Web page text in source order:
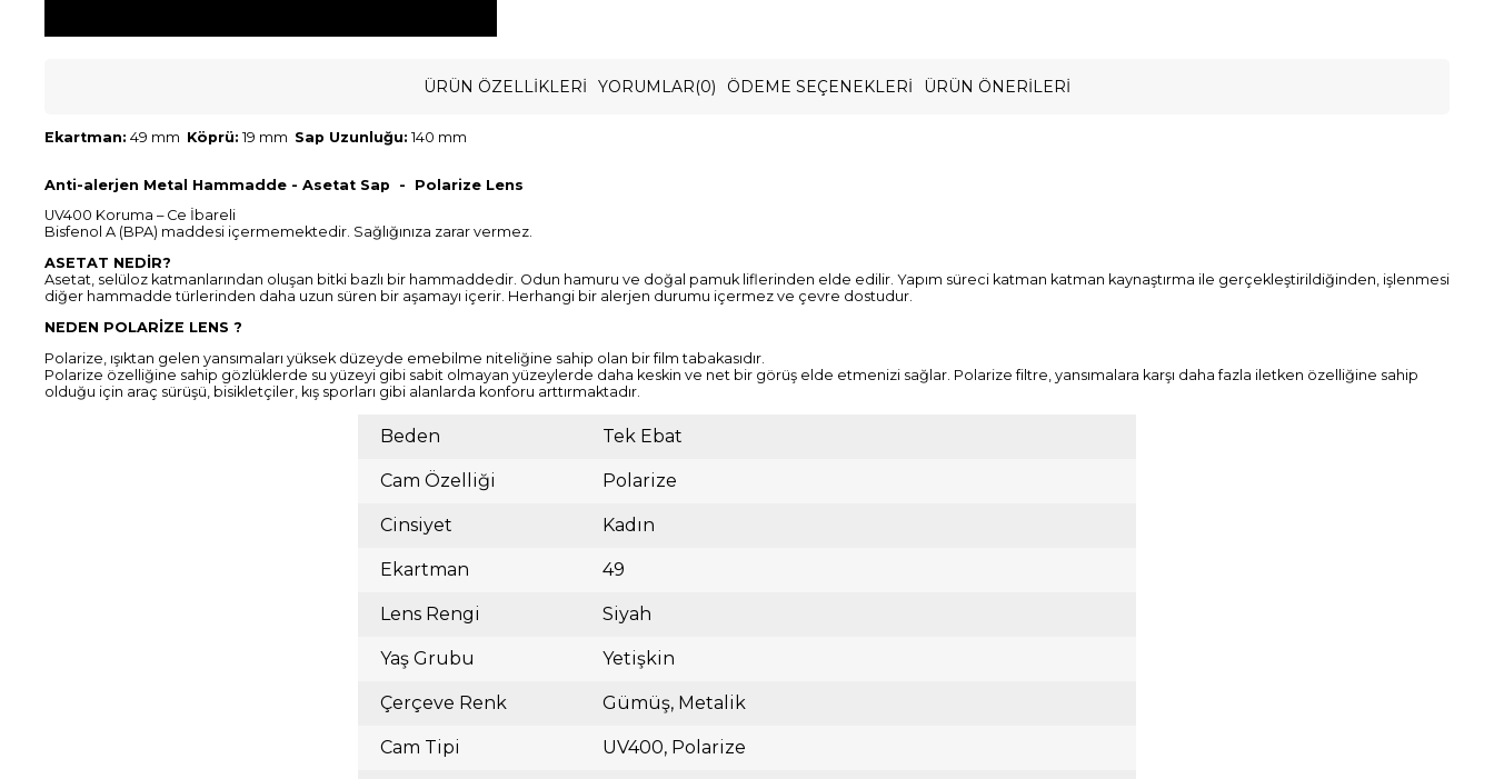
ÜRÜN ÖZELLIKLERI YORUMLAR(0) ÖDEME SEÇENEKLERI ÜRÜN ÖNERILERI
Ekartman: 49 mm Köprü: 19 mm Sap Uzunluğu: 140 mm
Anti-alerjen Metal Hammadde - Asetat Sap - Polarize Lens
UV400 Koruma – Ce İbareli
Bisfenol A (BPA) maddesi içermemektedir. Sağlığınıza zarar vermez.
ASETAT NEDİR?
Asetat, selüloz katmanlarından oluşan bitki bazlı bir hammaddedir. Odun hamuru ve doğal pamuk liflerinden elde edilir. Yapım süreci katman katman kaynaştırma ile gerçekleştirildiğinden, işlenmesi
diğer hammadde türlerinden daha uzun süren bir aşamayı içerir. Herhangi bir alerjen durumu içermez ve çevre dostudur.
NEDEN POLARİZE LENS ?
Polarize, ışıktan gelen yansımaları yüksek düzeyde emebilme niteliğine sahip olan bir film tabakasıdır.
Polarize özelliğine sahip gözlüklerde su yüzeyi gibi sabit olmayan yüzeylerde daha keskin ve net bir görüş elde etmenizi sağlar. Polarize filtre, yansımalara karşı daha fazla iletken özelliğine sahip
olduğu için araç sürüşü, bisikletçiler, kış sporları gibi alanlarda konforu arttırmaktadır.
Beden Tek Ebat
Cam Özelliği Polarize
Cinsiyet Kadın
Ekartman 49
Lens Rengi Siyah
Yaş Grubu Yetişkin
Çerçeve Renk Gümüş Metalik
Cam Tipi UV400 Polarize